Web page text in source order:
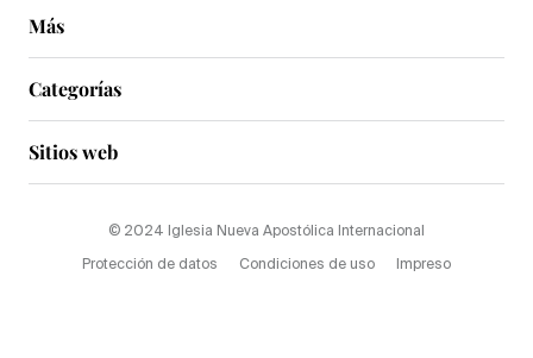
Más
Categorías
Sitios web
© 2024 Iglesia Nueva Apostólica Internacional
Protección de datos Condiciones de uso Impreso